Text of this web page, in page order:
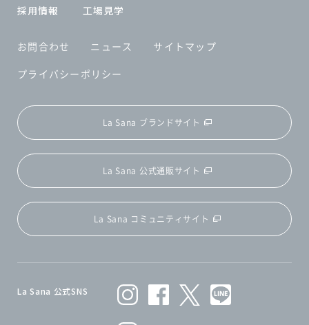
採用情報 工場見学
お問合わせ ニュース
サイトマップ
プライバシーポリシー
La Sana ブランドサイト
La Sana 公式通販サイト
La Sana コミュニティサイト
La Sana 公式SNS